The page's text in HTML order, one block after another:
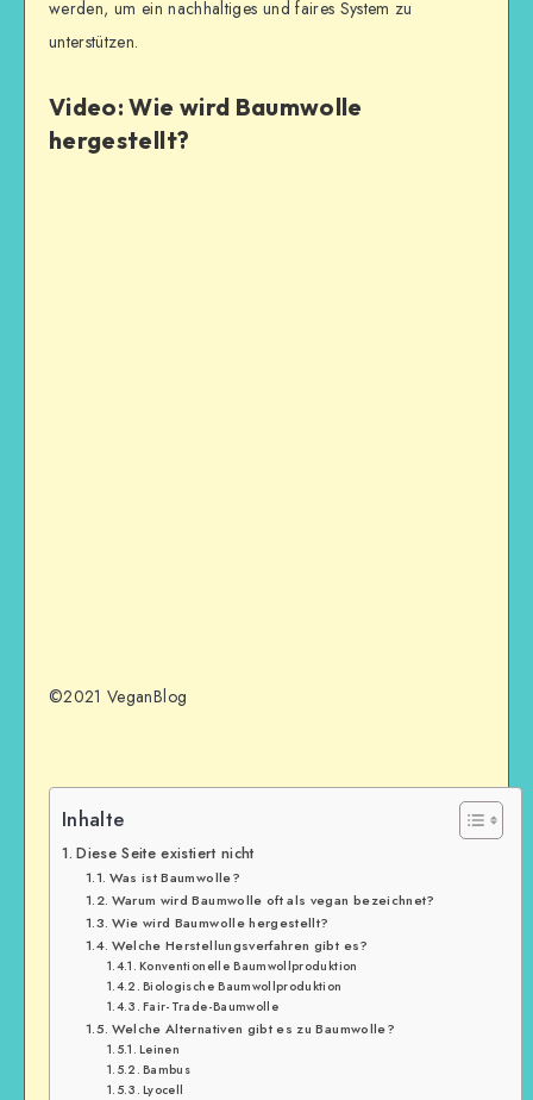
werden, um ein nachhaltiges und faires System zu
unterstützen.
Video: Wie wird Baumwolle
hergestellt?
©2021 VeganBlog
Inhalte
Diese Seite existiert nicht
Was ist Baumwolle?
Warum wird Baumwolle oft als vegan bezeichnet?
Wie wird Baumwolle hergestellt?
Welche Herstellungsverfahren gibt es?
Konventionelle Baumwollproduktion
Biologische Baumwollproduktion
Fair-Trade-Baumwolle
Welche Alternativen gibt es zu Baumwolle?
Leinen
Bambus
Lyocell